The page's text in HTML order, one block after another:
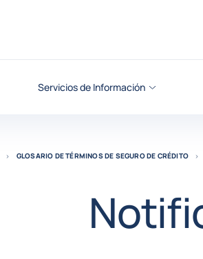
Servicios de Información
GLOSARIO DE TÉRMINOS DE SEGURO DE CRÉDITO